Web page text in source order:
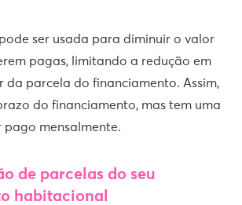
ser usada para diminuir o valor
pagas, limitando a redução em
da parcela do financiamento. Assim,
do financiamento, mas tem uma
pago mensalmente.
de parcelas do seu
habitacional